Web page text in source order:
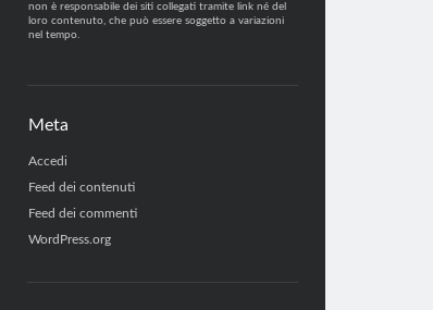
non è responsabile dei siti collegati tramite link né del
loro contenuto, che può essere soggetto a variazioni
nel tempo.
Meta
Accedi
Feed dei contenuti
Feed dei commenti
WordPress.org